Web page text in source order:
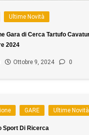
Ultime Novità
Gara di Cerca Tartufo
2024
Ottobre 9, 2024 0
GARE Ultime Novità
Sport Di Ricerca